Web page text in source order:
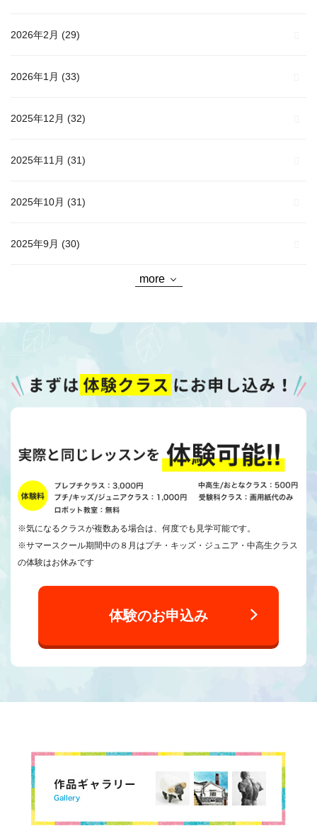
2026年2月 (29)
2026年1月 (33)
2025年12月 (32)
2025年11月 (31)
2025年10月 (31)
2025年9月 (30)
more
※気になるクラスが複数ある場合は、何度でも見学可能です。
※サマースクール期間中の８月はプチ・キッズ・ジュニア・中高生クラス
の体験はお休みです
体験のお申込み